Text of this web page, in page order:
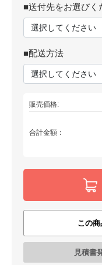
■送付先をお選びく
■配送方法
販売価格:
合計金額：
この
見積書